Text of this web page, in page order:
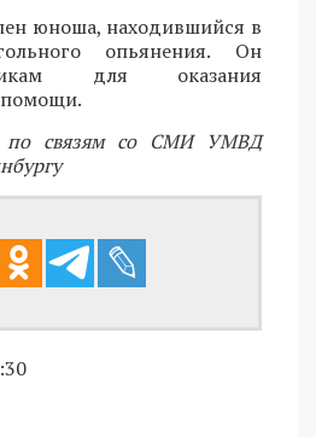
юноша, находившийся в
опьянения. Он
для оказания
помощи.
по связям со СМИ УМВД